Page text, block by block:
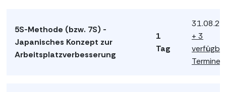
5S-Methode (bzw. 7S) -
Japanisches Konzept zur
Arbeitsplatzverbesserung
1
Tag
+ 3
Termine